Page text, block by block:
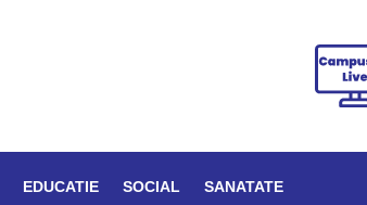
EDUCATIE SOCIAL SANATATE